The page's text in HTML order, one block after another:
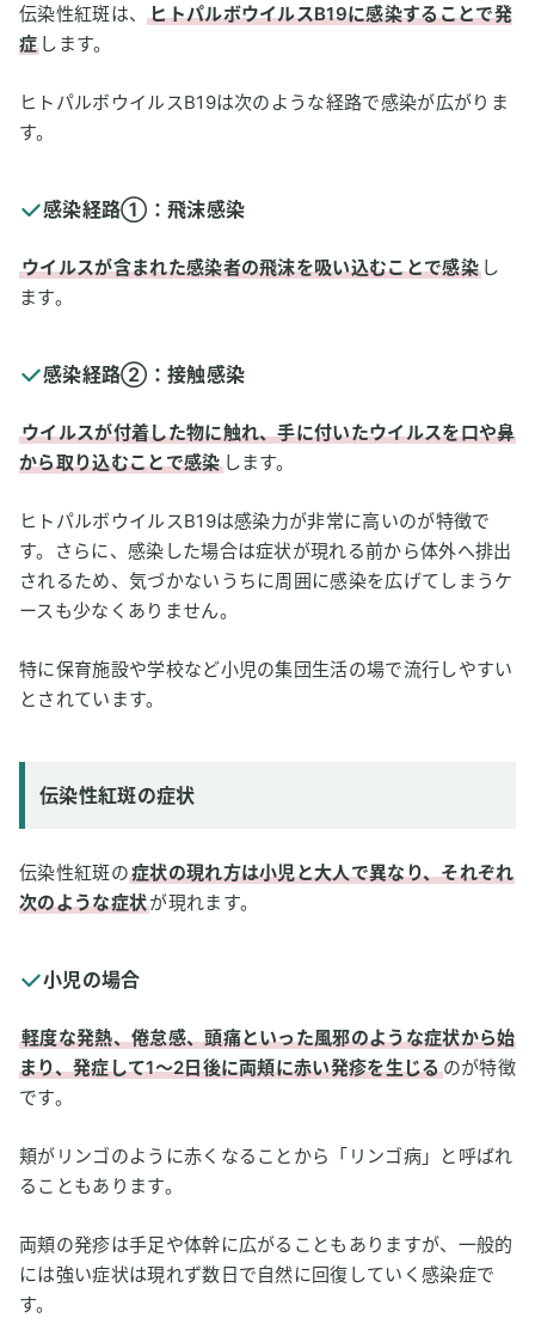
伝染性紅斑は、ヒトパルボウイルスB19に感染することで発
症 します。
ヒトパルボウイルスB19は次のような経路で感染が広がりま
す。
感染経路①：飛沫感染
ウイルスが含まれた感染者の飛沫を吸い込むことで感染 し
ます。
感染経路②：接触感染
ウイルスが付着した物に触れ、手に付いたウイルスを口や鼻
から取り込むことで感染します。
ヒトパルボウイルスB19は感染力が非常に高いのが特徴で
す。さらに、感染した場合は症状が現れる前から体外へ排出
されるため、気づかないうちに周囲に感染を広げてしまうケ
ースも少なくありません。
特に保育施設や学校など小児の集団生活の場で流行しやすい
とされています。
伝染性紅斑の症状
伝染性紅斑の症状の現れ方は小児と大人で異なり、それぞれ
次のような症状が現れます。
小児の場合
軽度な発熱、倦怠感、頭痛といった風邪のような症状から始
まり、発症して1～2日後に両頬に赤い発疹を生じるのが特徴
です。
頬がリンゴのように赤くなることから「リンゴ病」と呼ばれ
ることもあります。
両頬の発疹は手足や体幹に広がることもありますが、一般的
には強い症状は現れず数日で自然に回復していく感染症で
す。